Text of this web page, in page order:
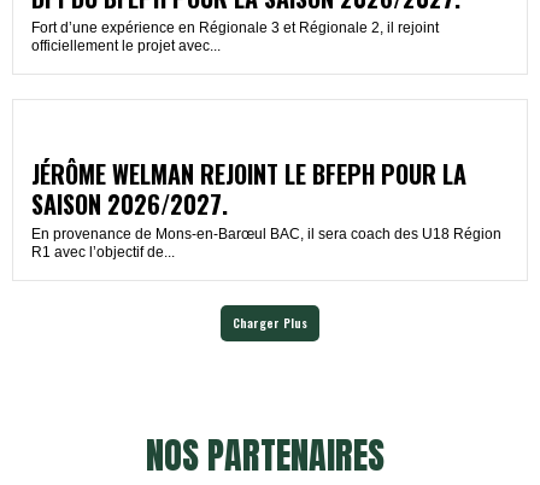
Fort d’une expérience en Régionale 3 et Régionale 2, il rejoint
officiellement le projet avec...
JÉRÔME WELMAN REJOINT LE BFEPH POUR LA
SAISON 2026/2027.
En provenance de Mons-en-Barœul BAC, il sera coach des U18 Région
R1 avec l’objectif de...
Charger Plus
NOS PARTENAIRES